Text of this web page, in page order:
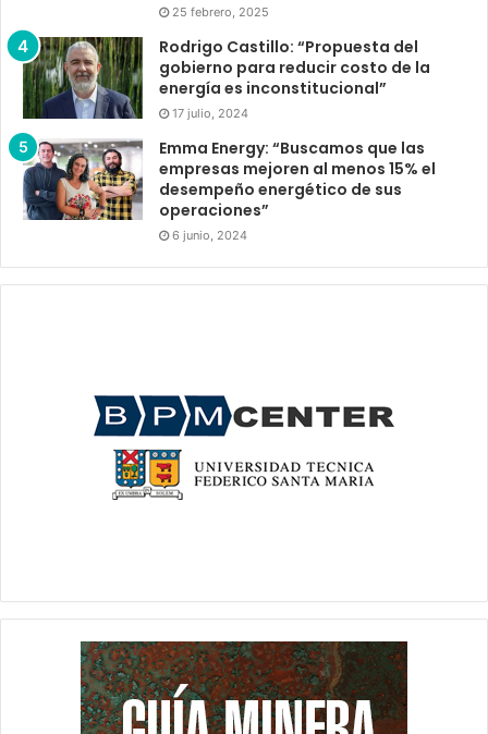
25 febrero, 2025
Rodrigo Castillo: “Propuesta del
gobierno para reducir costo de la
energía es inconstitucional”
17 julio, 2024
Emma Energy: “Buscamos que las
empresas mejoren al menos 15% el
desempeño energético de sus
operaciones”
6 junio, 2024